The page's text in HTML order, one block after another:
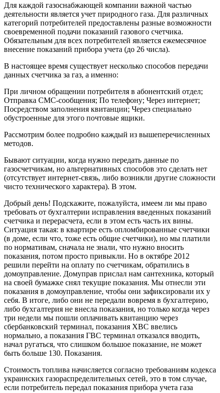
Для каждой газоснабжающей компании важной частью
деятельности является учет природного газа. Для различных
категорий потребителей предоставлены разные возможности
своевременной подачи показаний газового счетчика.
Обязательным для всех потребителей является ежемесячное
внесение показаний прибора учета (до 26 числа).
В настоящее время существует несколько способов передачи
данных счетчика за газ, а именно:
При личном обращении потребителя в абонентский отдел;
Отправка СМС-сообщения; По телефону; Через интернет;
Посредством заполнения квитанции; Через специально
обустроенные для этого почтовые ящики.
Рассмотрим более подробно каждый из вышеперечисленных
методов.
Бывают ситуации, когда нужно передать данные по
газосчетчикам, но альтернативных способов это сделать нет
(отсутствует интернет-связь, либо возникли другие сложности
чисто технического характера). В этом.
Добрый день! Подскажите, пожалуйста, имеем ли мы право
требовать от бухгалтерии исправления введенных показаний
счетчика и перерасчета, если в этом есть часть их вины.
Ситуация такая: в квартире есть опломбированные счетчики
(в доме, если что, тоже есть общие счетчики), но мы платили
по нормативам, сначала не знали, что нужно вносить
показания, потом просто привыкли. Но в октябре 2012
решили перейти на оплату по счетчикам, обратились в
домоуправление. Домуправ прислал нам сантехника, который
на своей бумажке снял текущие показания. Мы отнесли эти
показания в домоуправление, чтобы они зафиксировали их у
себя. В итоге, либо они не передали вовремя в бухгалтерию,
либо бухгалтерия не внесла показания, но только когда через
три недели мы пошли оплачивать квитанцию через
сбербанковский терминал, показания ХВС ввелись
нормально, а показания ГВС терминал отказался вводить,
начал ругаться, что слишком большое показание, не может
быть больше 130. Показания.
Стоимость топлива начисляется согласно требованиям кодекса
украинских газораспределительных сетей, это в том случае,
если потребитель передал показания прибора учета газа